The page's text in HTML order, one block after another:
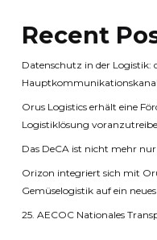
Recent
Datenschutz in der Logistik:
Orus Logistics erhält eine
Logistiklösung
Das DeCA ist nicht mehr
Orizon integriert sich mit
Gemüselogistik auf ein
25. AECOC Nationales